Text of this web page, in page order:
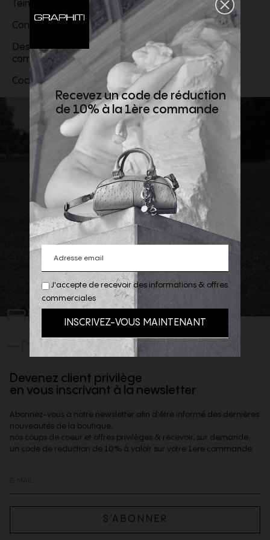
Teinture/Impression: Italie
Confection: Italie
Des chaussures Bowshire Valentino Garavani
complètent la tenue du mannequin.
Code produit : 7V3RBN109EB_581
REJOIGNEZ
-NOUS
Devenez client privilège
en vous inscrivant à la newsletter
Abonnez-vous à notre newsletter afin d'être informé des dernières
nouveautés de la boutique,
nos coups de coeur et offres privilèges & recevoir, sur demande,
un code de reduction de 10% à valoir sur votre 1ere commande.
S’ABONNER
J'accepte de recevoir des informations & offres
commerciales
Recevez un code de réduction
de 10% à la 1ère commande